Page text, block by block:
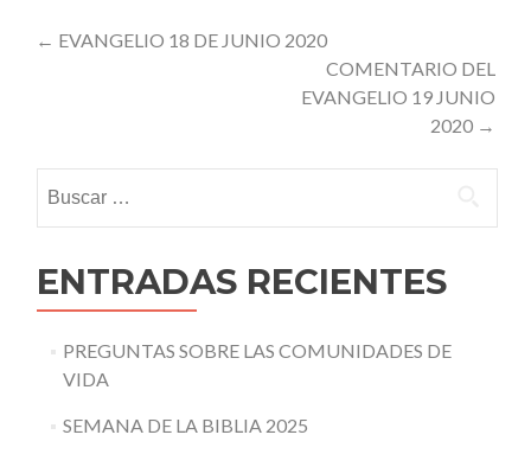
Post
← EVANGELIO 18 DE JUNIO 2020
COMENTARIO DEL
EVANGELIO 19 JUNIO
2020 →
ENTRADAS RECIENTES
PREGUNTAS SOBRE LAS COMUNIDADES DE
VIDA
SEMANA DE LA BIBLIA 2025